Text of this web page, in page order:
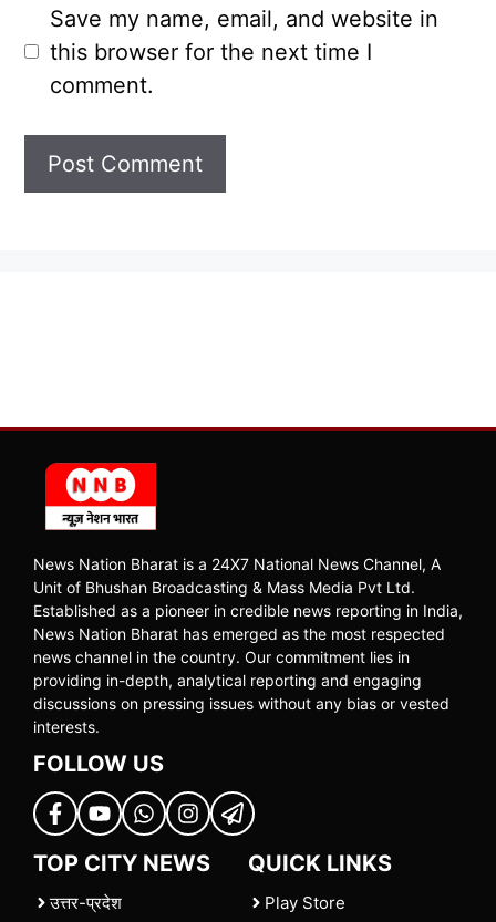
Save my name, email, and website in
this browser for the next time I
comment.
News Nation Bharat is a 24X7 National News Channel, A
Unit of Bhushan Broadcasting & Mass Media Pvt Ltd.
Established as a pioneer in credible news reporting in India,
News Nation Bharat has emerged as the most respected
news channel in the country. Our commitment lies in
providing in-depth, analytical reporting and engaging
discussions on pressing issues without any bias or vested
interests.
FOLLOW US
TOP CITY NEWS
उत्तर-प्रदेश
QUICK LINKS
Play Store